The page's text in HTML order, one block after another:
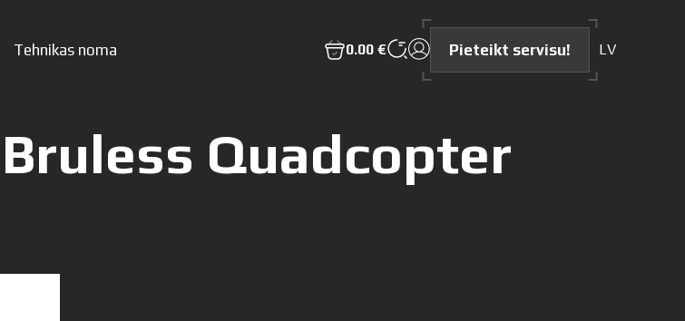
Tehnikas noma 0.00 € Pieteikt servisu! LV
Quadcopter